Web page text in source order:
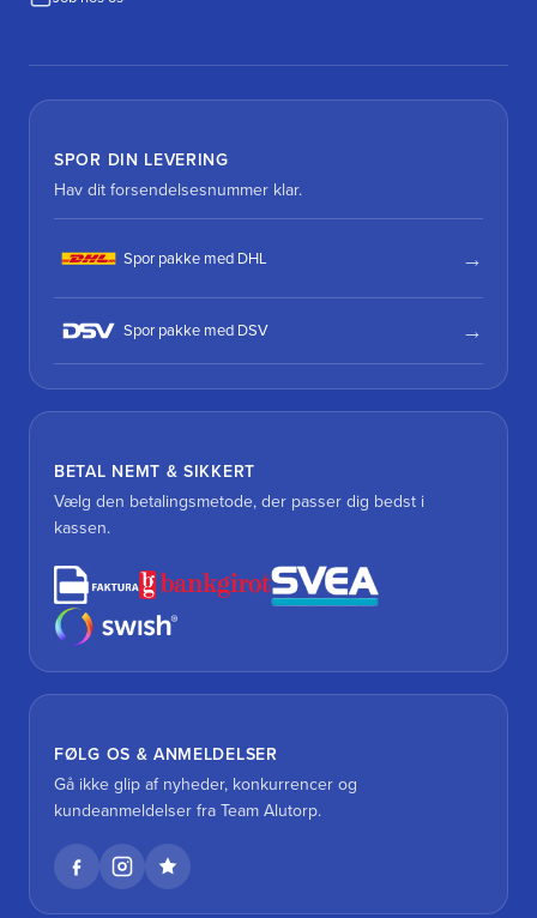
SPOR DIN LEVERING
Hav dit forsendelsesnummer klar.
Spor pakke med DHL
Spor pakke med DSV
BETAL NEMT & SIKKERT
Vælg den betalingsmetode, der passer dig bedst i
kassen.
FØLG OS & ANMELDELSER
Gå ikke glip af nyheder, konkurrencer og
kundeanmeldelser fra Team Alutorp.